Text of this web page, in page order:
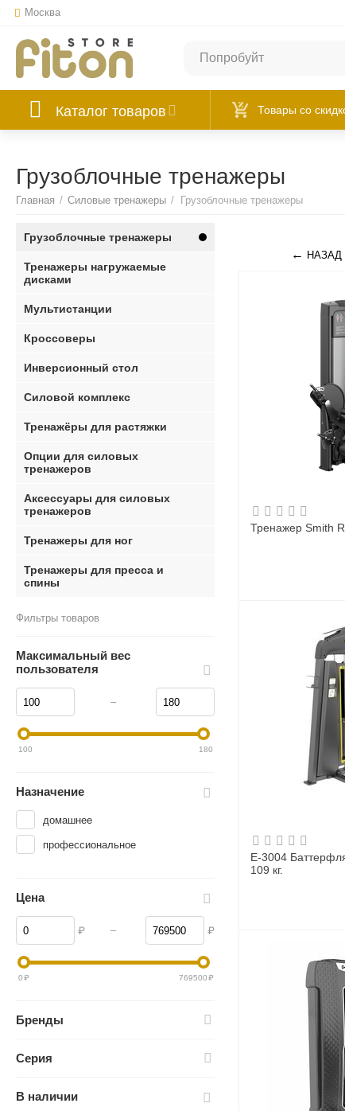
Москва
Каталог товаров Товары со
Грузоблочные тренажеры
Главная / Силовые тренажеры / Грузоблочные тренажеры
НАЗАД
Тренажер Smith
E-3004
109 кг.
Грузоблочные тренажеры
Тренажеры нагружаемые
дисками
Мультистанции
Кроссоверы
Инверсионный стол
Силовой комплекс
Тренажёры для растяжки
Опции для силовых
тренажеров
Аксессуары для силовых
тренажеров
Тренажеры для ног
Тренажеры для пресса и
спины
Фильтры товаров
Максимальный вес
пользователя
–
100 180
Назначение
домашнее
профессиональное
Цена
₽ – ₽
0₽ 769500₽
Бренды
Серия
В наличии